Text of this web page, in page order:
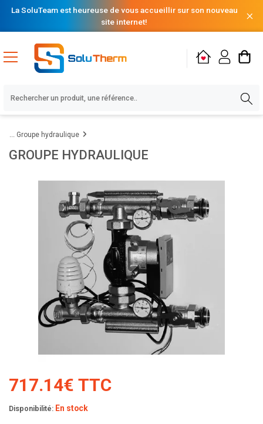
La SoluTeam est heureuse de vous accueillir sur son nouveau
site internet!
Groupe hydraulique
GROUPE HYDRAULIQUE
717.14€ TTC
Disponibilité: En stock